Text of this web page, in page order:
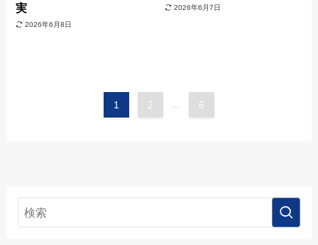
実
2026年6月8日
2026年6月7日
1 2 ... 6